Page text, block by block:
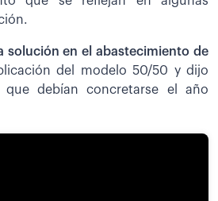
solución en el abastecimiento de
del modelo 50/50 y dijo
que debían concretarse el año